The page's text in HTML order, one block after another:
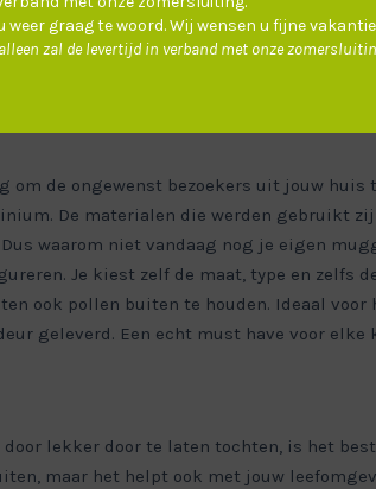
de ongewenst bezoekers uit jouw huis
De materialen die werden gebruikt
waarom niet vandaag nog je eigen
Je kiest zelf de maat, type en zelfs
ook pollen buiten te houden. Ideaal voor
geleverd. Een echt must have voor elke
lekker door te laten tochten, is het
maar het helpt ook met jouw
graag te woord. Wij wensen u fijne
zal de levertijd in verband met onze